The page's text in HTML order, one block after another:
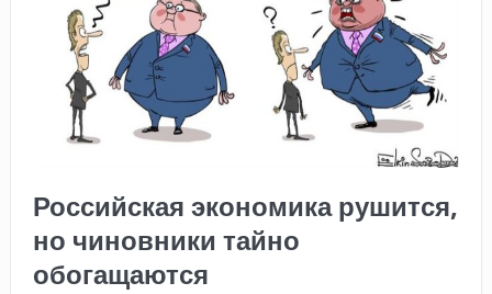
Российская экономика рушится,
но чиновники тайно
обогащаются